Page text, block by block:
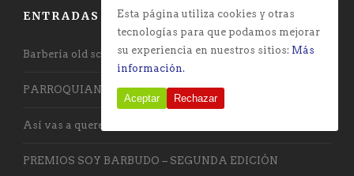
ENTRADAS RECIENTES
Barbería old school con toque vanguardista
PARROQUIANOS DE LA BARBERÍA
Así vas a querer llevar la barba a partir de ahora
PREMIOS SOY BARBUDO – SEGUNDA EDICIÓN
Esta página utiliza cookies y otras
tecnologías para que podamos mejorar
su experiencia en nuestros sitios: Más
información.
Aceptar Rechazar